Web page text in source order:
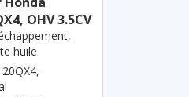
OHV 3.5CV
huile